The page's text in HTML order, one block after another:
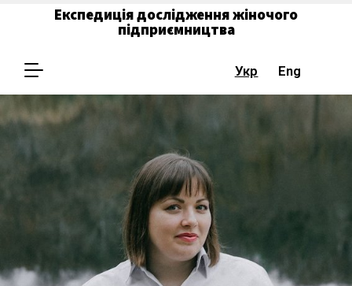
Експедиція дослідження жіночого
підприємництва
Укр Eng